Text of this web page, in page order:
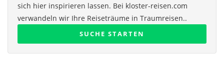
sich hier inspirieren lassen. Bei kloster-reisen.com
verwandeln wir Ihre Reiseträume in Traumreisen..
SUCHE STARTEN